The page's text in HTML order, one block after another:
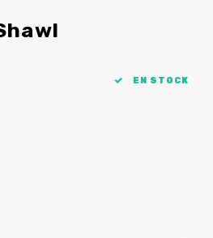
EN STOCK